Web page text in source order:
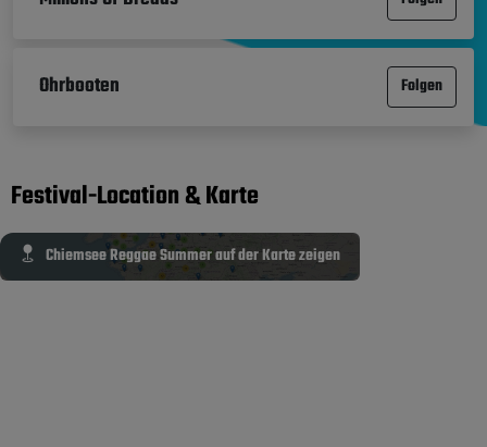
Ohrbooten Folgen
Festival-Location & Karte
Chiemsee Reggae Summer auf der Karte zeigen